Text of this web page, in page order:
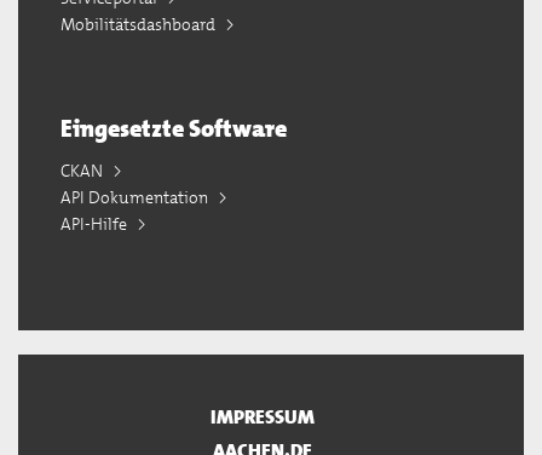
Mobilitätsdashboard
Eingesetzte Software
CKAN
API Dokumentation
API-Hilfe
IMPRESSUM